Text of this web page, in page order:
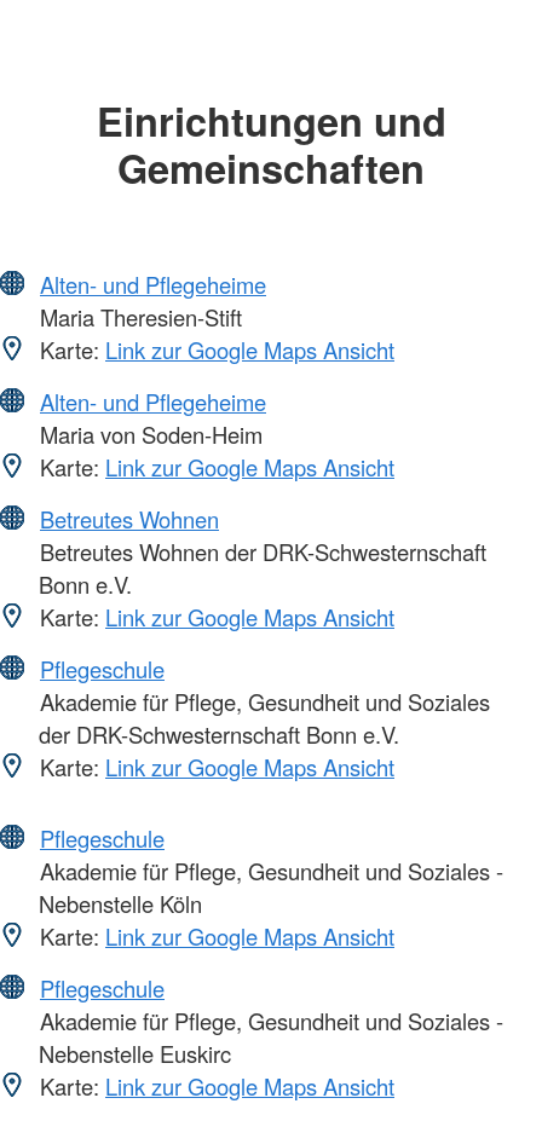
Einrichtungen und
Gemeinschaften
Alten- und Pflegeheime
Maria Theresien-Stift
Karte: Link zur Google Maps Ansicht
Alten- und Pflegeheime
Maria von Soden-Heim
Karte: Link zur Google Maps Ansicht
Betreutes Wohnen
Betreutes Wohnen der DRK-Schwesternschaft
Bonn e.V.
Karte: Link zur Google Maps Ansicht
Pflegeschule
Akademie für Pflege, Gesundheit und Soziales
der DRK-Schwesternschaft Bonn e.V.
Karte: Link zur Google Maps Ansicht
Pflegeschule
Akademie für Pflege, Gesundheit und Soziales -
Nebenstelle Köln
Karte: Link zur Google Maps Ansicht
Pflegeschule
Akademie für Pflege, Gesundheit und Soziales -
Nebenstelle Euskirc
Karte: Link zur Google Maps Ansicht